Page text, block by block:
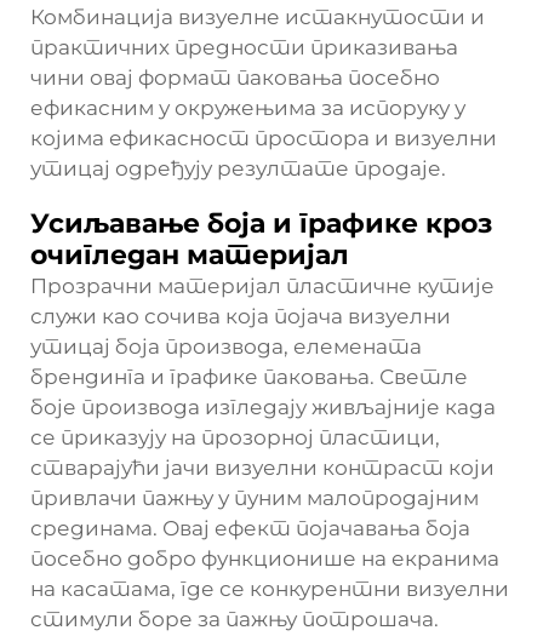
Комбинација визуелне истакнутости и
практичних предности приказивања
чини овај формат паковања посебно
ефикасним у окружењима за испоруку у
којима ефикасност простора и визуелни
утицај одређују резултате продаје.
Усиљавање боја и графике кроз
очигледан материјал
Прозрачни материјал пластичне кутије
служи као сочива која појача визуелни
утицај боја производа, елемената
брендинга и графике паковања. Светле
боје производа изгледају живљајније када
се приказују на прозорној пластици,
стварајући јачи визуелни контраст који
привлачи пажњу у пуним малопродајним
срединама. Овај ефект појачавања боја
посебно добро функционише на екранима
на касатама, где се конкурентни визуелни
стимули боре за пажњу потрошача.